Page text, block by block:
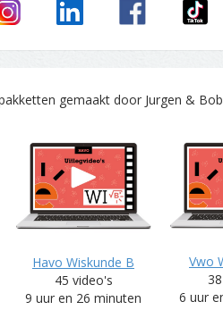
gemaakt door Jurgen &
Havo Wiskunde B
45 video's
9 uur en 26 minuten
Vwo
6 uur